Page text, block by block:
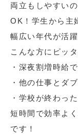
両立もしやすい
OK！学生から主
幅広い年代が活躍
こんな方にピッタ
・深夜割増時給
・他の仕事とダ
・学校が終わっ
短時間で効率よ
です！